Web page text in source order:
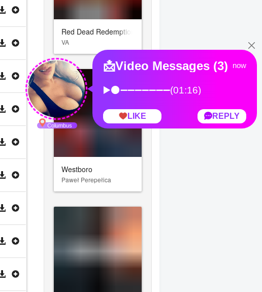
Red Dead Redemption 2
VA
Westboro
Paweł Perepełica